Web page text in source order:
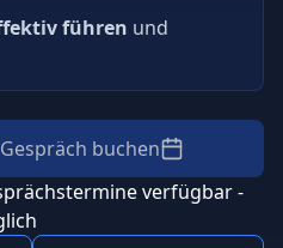
führen und
buchen
verfügbar -